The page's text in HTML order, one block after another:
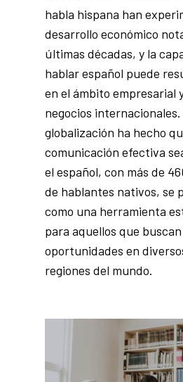
habla hispana han
desarrollo económico
últimas décadas, y la
hablar español puede
en el ámbito empresarial
negocios internacionales.
globalización ha hecho
comunicación efectiva
el español, con más de
de hablantes nativos, se
como una herramienta
para aquellos que buscan
oportunidades en
regiones del mundo.